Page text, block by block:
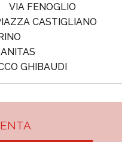
VIA FENOGLIO
CASTIGLIANO
GHIBAUDI